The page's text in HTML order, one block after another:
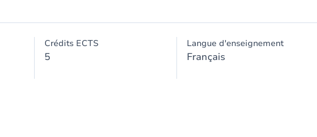
Crédits ECTS
5
Langue d'enseignement
Français